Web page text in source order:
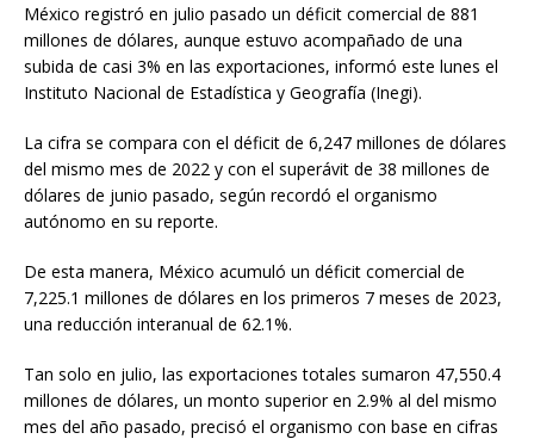
México registró en julio pasado un déficit comercial de 881
millones de dólares, aunque estuvo acompañado de una
subida de casi 3% en las exportaciones, informó este lunes el
Instituto Nacional de Estadística y Geografía (Inegi).
La cifra se compara con el déficit de 6,247 millones de dólares
del mismo mes de 2022 y con el superávit de 38 millones de
dólares de junio pasado, según recordó el organismo
autónomo en su reporte.
De esta manera, México acumuló un déficit comercial de
7,225.1 millones de dólares en los primeros 7 meses de 2023,
una reducción interanual de 62.1%.
Tan solo en julio, las exportaciones totales sumaron 47,550.4
millones de dólares, un monto superior en 2.9% al del mismo
mes del año pasado, precisó el organismo con base en cifras